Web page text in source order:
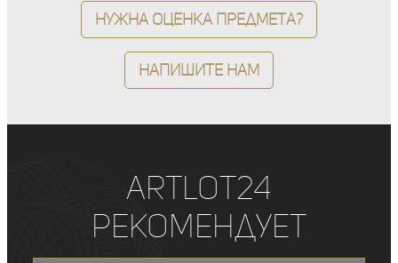
Нужна оценка предмета?
Напишите нам
ArtLot24
рекомендует